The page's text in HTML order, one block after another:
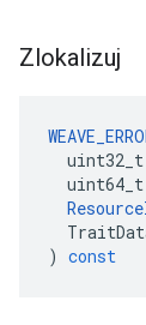
Zlokalizuj
uint32_t
uint64_t
) const